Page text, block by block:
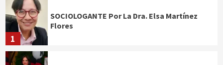
1
SOCIOLOGANTE Por La Dra. Elsa Martínez
Flores